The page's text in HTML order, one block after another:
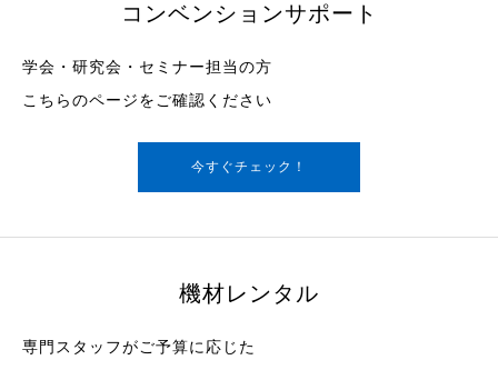
コンベンションサポート
学会・研究会・セミナー担当の方
こちらのページをご確認ください
今すぐチェック！
機材レンタル
専門スタッフがご予算に応じた